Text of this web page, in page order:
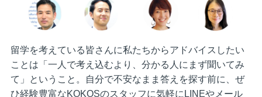
留学を考えている皆さんに私たちからアドバイスしたい
ことは「一人で考え込むより、分かる人にまず聞いてみ
て」ということ。自分で不安なまま答えを探す前に、ぜ
ひ経験豊富なKOKOSのスタッフに気軽にLINEやメール